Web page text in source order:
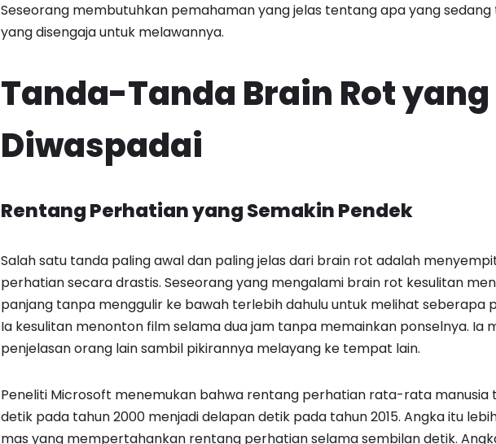
Seseorang membutuhkan pemahaman yang jelas tentang apa yang
yang disengaja untuk melawannya.
Tanda-Tanda Brain Rot yang
Diwaspadai
Rentang Perhatian yang Semakin Pendek
Salah satu tanda paling awal dan paling jelas dari brain rot adalah
perhatian secara drastis. Seseorang yang mengalami brain rot kesulitan
panjang tanpa menggulir ke bawah terlebih dahulu untuk melihat seberapa
Ia kesulitan menonton film selama dua jam tanpa memainkan ponselnya. Ia
penjelasan orang lain sambil pikirannya melayang ke tempat lain.
Peneliti Microsoft menemukan bahwa rentang perhatian rata-rata manusia
detik pada tahun 2000 menjadi delapan detik pada tahun 2015. Angka itu
mas yang mempertahankan rentang perhatian selama sembilan detik.